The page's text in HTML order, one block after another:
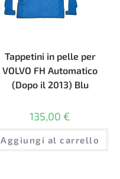
Tappetini in pelle per
VOLVO FH Automatico
(Dopo il 2013) Blu
135,00 €
Aggiungi al carrello